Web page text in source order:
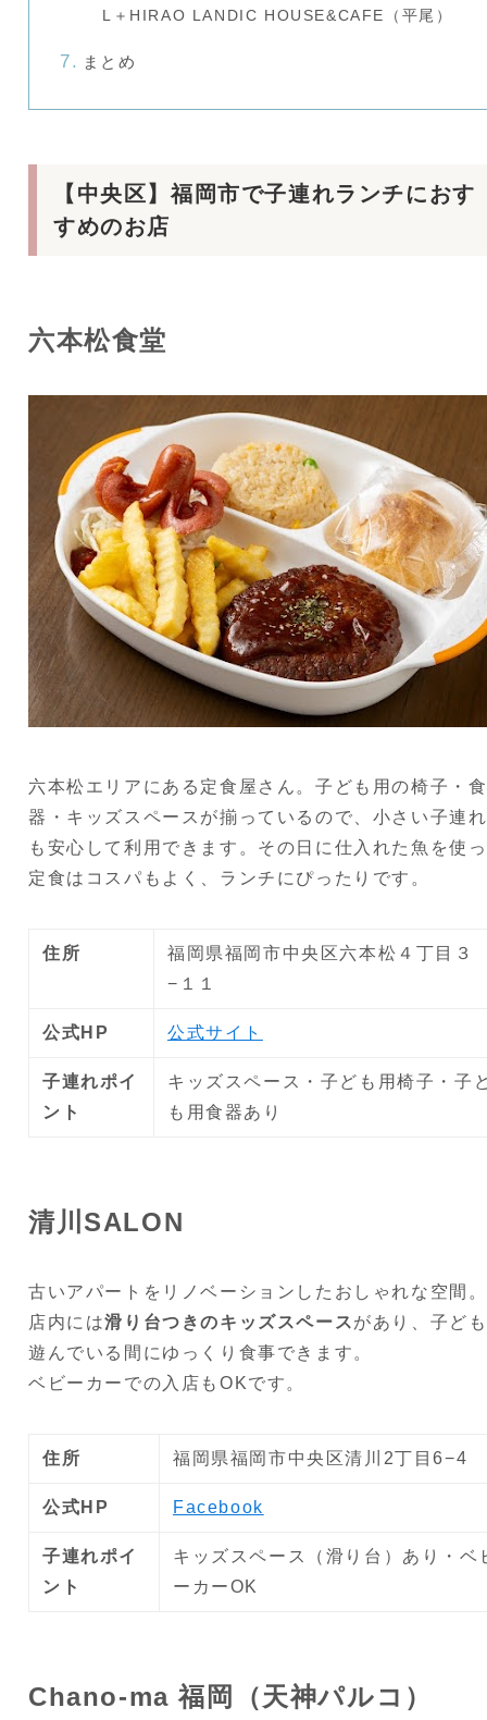
L＋HIRAO LANDIC HOUSE&CAFE（平尾）
まとめ
【中央区】福岡市で子連れランチにおす
すめのお店
六本松食堂
六本松エリアにある定食屋さん。子ども用の椅子・食
器・キッズスペースが揃っているので、小さい子連
も安心して利用できます。その日に仕入れた魚を使
定食はコスパもよく、ランチにぴったりです。
住所
福岡県福岡市中央区六本松４丁目３
−１１
公式HP 公式サイト
子連れポイ
ント
キッズスペース・子ども用椅子・子
も用食器あり
清川SALON
古いアパートをリノベーションしたおしゃれな空間。
店内には滑り台つきのキッズスペースがあり、子ど
遊んでいる間にゆっくり食事できます。
ベビーカーでの入店もOKです。
住所 福岡県福岡市中央区清川2丁目6−4
公式HP Facebook
子連れポイ
ント
キッズスペース（滑り台）あり・ベ
ーカーOK
Chano-ma 福岡（天神パルコ）